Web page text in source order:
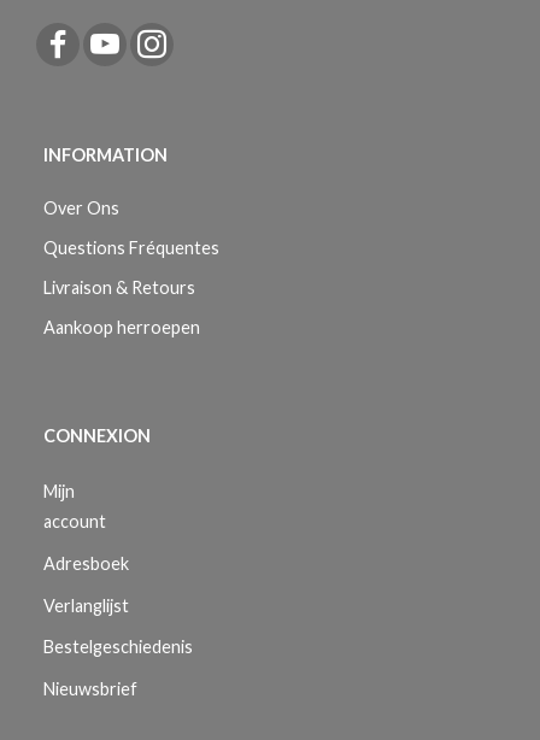
INFORMATION
Over Ons
Questions Fréquentes
Livraison & Retours
Aankoop herroepen
CONNEXION
Mijn
account
Adresboek
Verlanglijst
Bestelgeschiedenis
Nieuwsbrief